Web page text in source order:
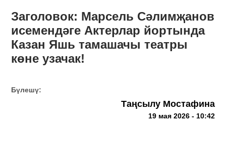
Заголовок: Марсель Сәлимҗанов
исемендәге Актерлар йортында
Казан Яшь тамашачы театры
көне узачак!
Бүлешү:
Таңсылу Мостафина
19 мая 2026 - 10:42